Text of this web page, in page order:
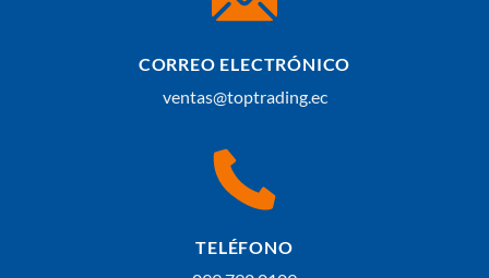
CORREO ELECTRÓNICO
ventas@toptrading.ec
TELÉFONO